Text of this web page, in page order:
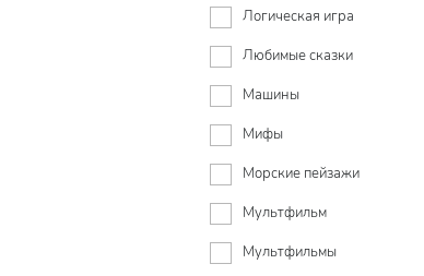
Логическая игра
Любимые сказки
Машины
Мифы
Морские пейзажи
Мультфильм
Мультфильмы